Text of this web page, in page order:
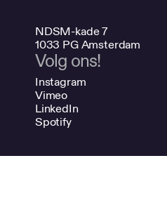
NDSM-kade 7
1033 PG Amsterdam
Volg ons!
Instagram
Vimeo
LinkedIn
Spotify